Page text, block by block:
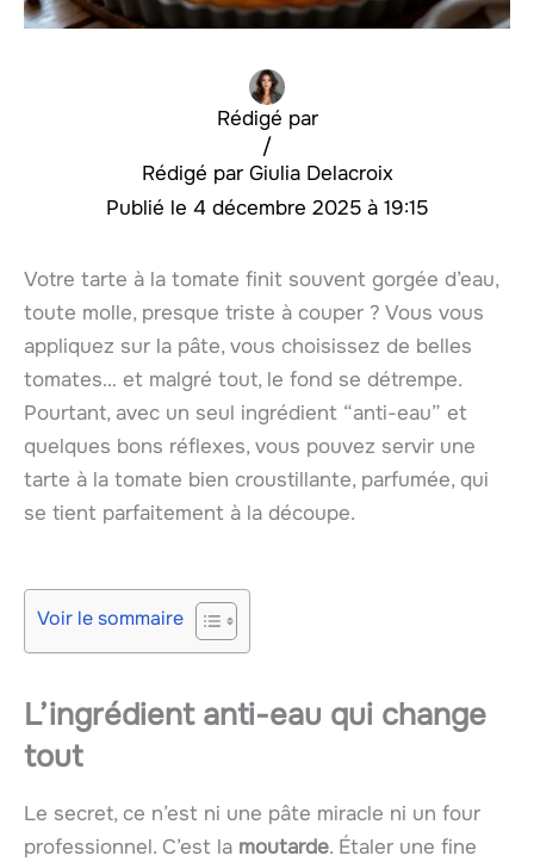
Rédigé par
Giulia Delacroix
/
4 décembre 2025 à 19:15
Votre tarte à la tomate finit souvent gorgée d’eau,
toute molle, presque triste à couper ? Vous vous
appliquez sur la pâte, vous choisissez de belles
tomates… et malgré tout, le fond se détrempe.
Pourtant, avec un seul ingrédient “anti-eau” et
quelques bons réflexes, vous pouvez servir une
tarte à la tomate bien croustillante, parfumée, qui
se tient parfaitement à la découpe.
Voir le sommaire
L’ingrédient anti-eau qui change
tout
Le secret, ce n’est ni une pâte miracle ni un four
professionnel. C’est la moutarde. Étaler une fine